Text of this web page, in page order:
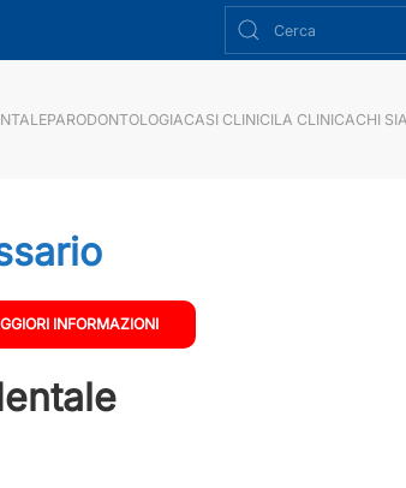
PARODONTOLOGIACASI CLINICILA CLINICACHI
INFORMAZIONI